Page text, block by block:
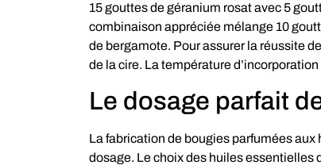
15 gouttes de géranium rosat avec 5
combinaison appréciée mélange 10
de bergamote. Pour assurer la réussite
de la cire. La température
Le dosage parfait
La fabrication de bougies parfumées
dosage. Le choix des huiles essentielles